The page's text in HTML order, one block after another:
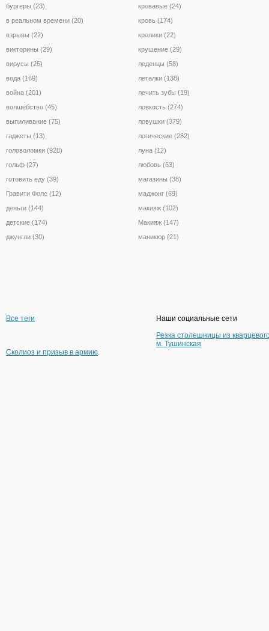
бургеры (23)
в реальном времени (20)
взрывы (22)
викторины (29)
вирусы (25)
вода (169)
война (201)
волшебство (45)
выпиливание (75)
гаджеты (13)
головоломки (928)
гольф (27)
готовить еду (39)
Гравити Фолс (12)
деньги (144)
детские (174)
джунгли (30)
кровавые (24)
кровь (174)
кролики (22)
крушение (29)
леденцы (58)
леталки (138)
лечить зубы (19)
ловкость (274)
ловушки (379)
логические (282)
луна (12)
любовь (63)
магазины (38)
маджонг (69)
макияж (102)
Макияж (147)
маникюр (21)
Все теги
Наши социальные сети
Резка столешницы из
м. Тушинская
Сколиоз и призыв в армию